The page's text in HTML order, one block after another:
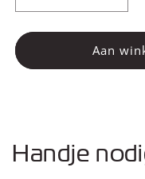
verlagen
voor
Fietsstandaard
voor
Aan
Handje